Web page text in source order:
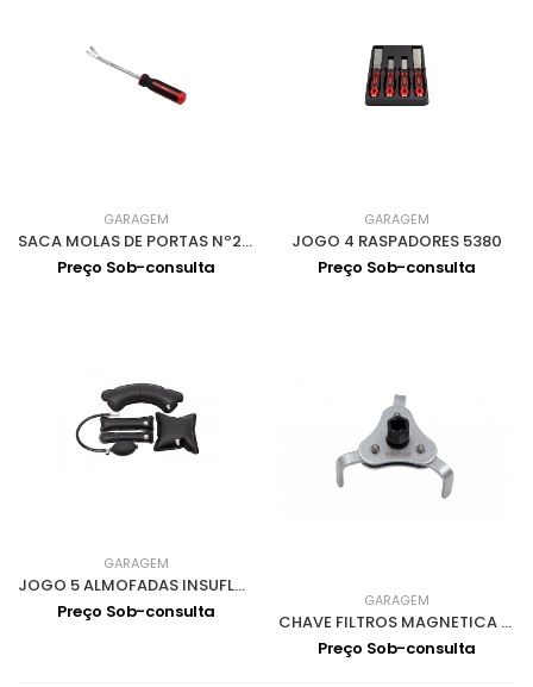
GARAGEM
SACA MOLAS DE PORTAS Nº2 5720
Preço Sob-consulta
GARAGEM
JOGO 4 RASPADORES 5380
Preço Sob-consulta
GARAGEM
JOGO 5 ALMOFADAS INSUFLAVEIS 5290
Preço Sob-consulta
GARAGEM
CHAVE FILTROS MAGNETICA 3 PERNAS 3/8 58-98 5430
Preço Sob-consulta